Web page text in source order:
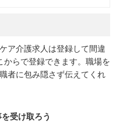
ア介護求人は登録して間違
からで登録できます。職場を
者に包み隠さず伝えてくれ
を受け取ろう